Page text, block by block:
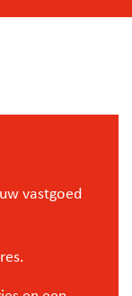
vastgoed